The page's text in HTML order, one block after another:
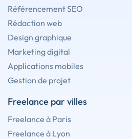
Référencement SEO
Rédaction web
Design graphique
Marketing digital
Applications mobiles
Gestion de projet
Freelance par villes
Freelance à Paris
Freelance à Lyon